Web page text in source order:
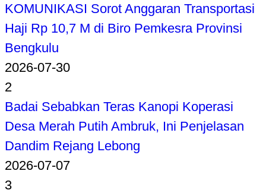
KOMUNIKASI Sorot Anggaran Transportasi
Haji Rp 10,7 M di Biro Pemkesra Provinsi
Bengkulu
2026-07-30
2
Badai Sebabkan Teras Kanopi Koperasi
Desa Merah Putih Ambruk, Ini Penjelasan
Dandim Rejang Lebong
2026-07-07
3